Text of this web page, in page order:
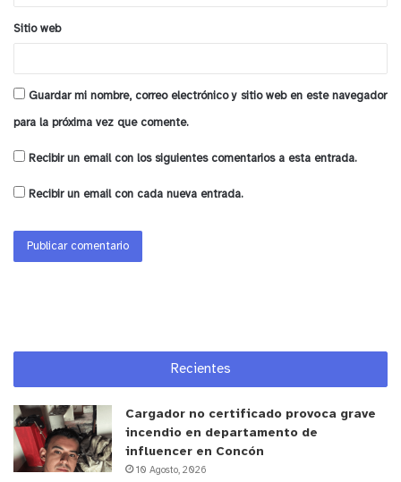
Sitio web
Guardar mi nombre, correo electrónico y sitio web en este navegador
para la próxima vez que comente.
Recibir un email con los siguientes comentarios a esta entrada.
Recibir un email con cada nueva entrada.
Recientes
Cargador no certificado provoca grave
incendio en departamento de
influencer en Concón
10 Agosto, 2026